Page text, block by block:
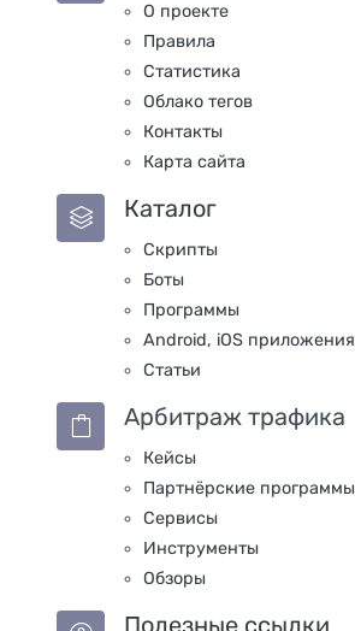
О проекте
Правила
Статистика
Облако тегов
Контакты
Карта сайта
Каталог
Скрипты
Боты
Программы
Android, iOS приложения
Статьи
Арбитраж трафика
Кейсы
Партнёрские программы
Сервисы
Инструменты
Обзоры